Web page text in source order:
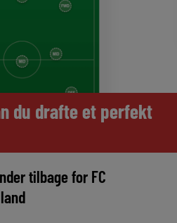
du drafte et perfekt
tilbage for FC